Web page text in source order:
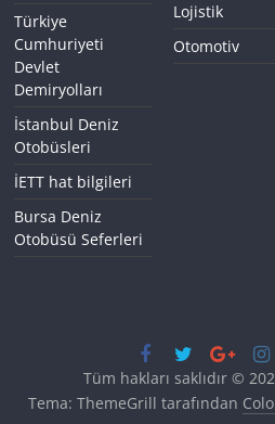
Türkiye
Cumhuriyeti
Devlet
Demiryolları
İstanbul Deniz
Otobüsleri
İETT hat bilgileri
Bursa Deniz
Otobüsü Seferleri
Lojistik
Otomotiv
Tüm hakları saklıdır ©
Tema: ThemeGrill tarafından